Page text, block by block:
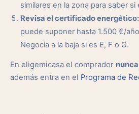
similares en la zona para saber
Revisa el certificado energético:
puede suponer hasta 1.500 €/
Negocia a la baja si es E, F o G.
En eligemicasa el comprador
además entra en el Programa de